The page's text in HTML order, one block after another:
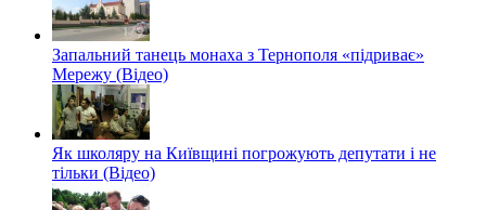
Запальний танець монаха з Тернополя «підриває»
Мережу (Відео)
Як школяру на Київщині погрожують депутати і не
тільки (Відео)